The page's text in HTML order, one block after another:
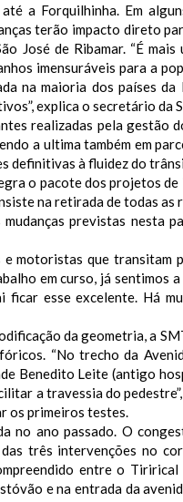
a Forquilhinha. Em
terão impacto direto
José de Ribamar. “É
imensuráveis para a
na maioria dos países da
explica o secretário da
realizadas pela gestão
a ultima também em
definitivas à fluidez do
o pacote dos projetos
na retirada de todas
previstas nesta
motoristas que transitam
em curso, já sentimos
esse excelente. Há
da geometria, a
“No trecho da
Benedito Leite (antigo
a travessia do
os primeiros testes.
no ano passado. O
três intervenções no
entre o
e na entrada da